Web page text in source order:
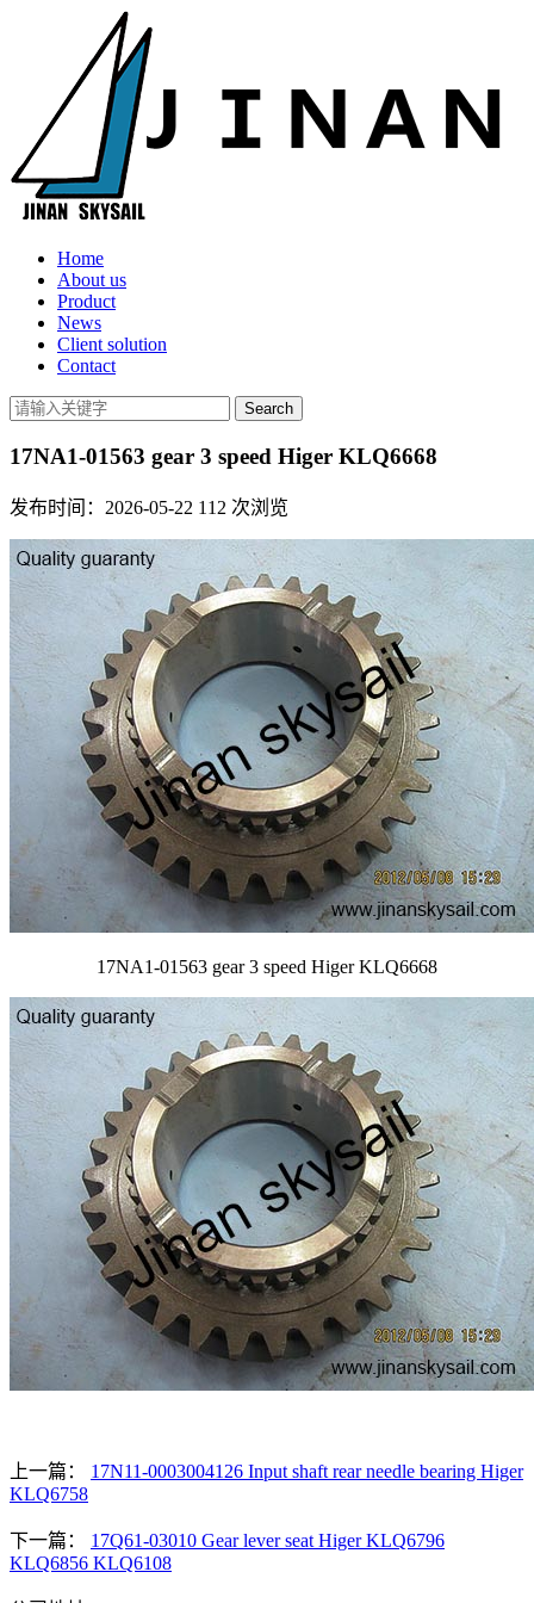
Home
About us
Product
News
Client solution
Contact
17NA1-01563 gear 3 speed Higer KLQ6668
发布时间：2026-05-22 112 次浏览
17NA1-01563 gear 3 speed Higer KLQ6668
上一篇： 17N11-0003004126 Input shaft rear needle bearing Higer
KLQ6758
下一篇： 17Q61-03010 Gear lever seat Higer KLQ6796
KLQ6856 KLQ6108